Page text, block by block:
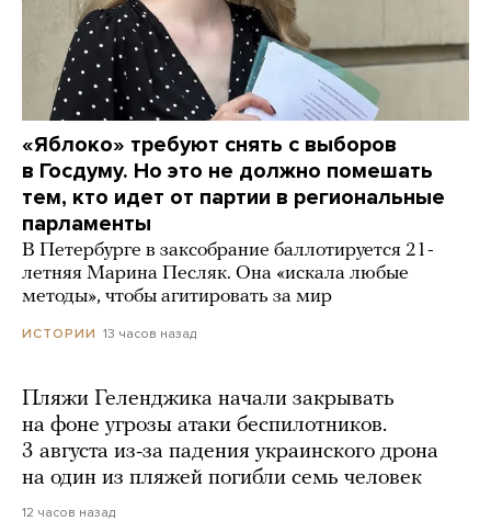
«Яблоко» требуют снять с выборов
в Госдуму. Но это не должно помешать
тем, кто идет от партии в региональные
парламенты
В Петербурге в заксобрание баллотируется 21-
летняя Марина Песляк. Она «искала любые
методы», чтобы агитировать за мир
ИСТОРИИ 13 часов назад
Пляжи Геленджика начали закрывать
на фоне угрозы атаки беспилотников.
3 августа из-за падения украинского дрона
на один из пляжей погибли семь человек
12 часов назад